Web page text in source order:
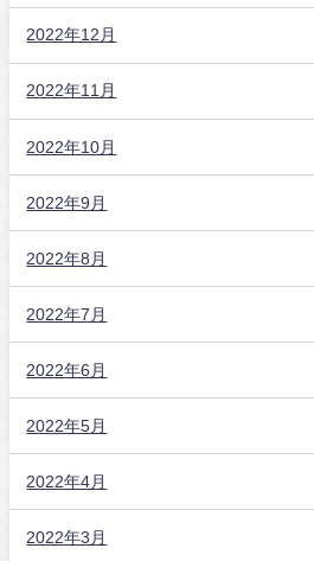
2022年12月
2022年11月
2022年10月
2022年9月
2022年8月
2022年7月
2022年6月
2022年5月
2022年4月
2022年3月